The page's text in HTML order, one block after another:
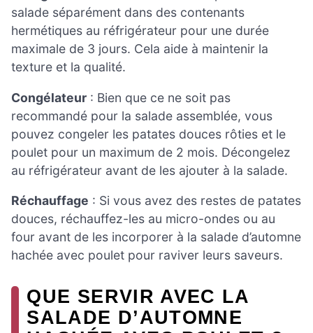
salade séparément dans des contenants
hermétiques au réfrigérateur pour une durée
maximale de 3 jours. Cela aide à maintenir la
texture et la qualité.
Congélateur : Bien que ce ne soit pas
recommandé pour la salade assemblée, vous
pouvez congeler les patates douces rôties et le
poulet pour un maximum de 2 mois. Décongelez
au réfrigérateur avant de les ajouter à la salade.
Réchauffage : Si vous avez des restes de patates
douces, réchauffez-les au micro-ondes ou au
four avant de les incorporer à la salade d’automne
hachée avec poulet pour raviver leurs saveurs.
QUE SERVIR AVEC LA
SALADE D’AUTOMNE